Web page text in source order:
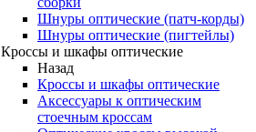
Шнуры оптические (патч-корды)
Шнуры оптические (пигтейлы)
Кроссы и шкафы оптические
Назад
Кроссы и шкафы оптические
Аксессуары к оптическим
стоечным кроссам